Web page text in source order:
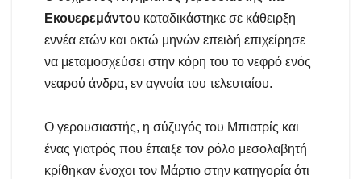
Εκουερεμάντου καταδικάστηκε σε κάθειρξη
εννέα ετών και οκτώ μηνών επειδή επιχείρησε
να μεταμοσχεύσει στην κόρη του το νεφρό ενός
νεαρού άνδρα, εν αγνοία του τελευταίου.
Ο γερουσιαστής, η σύζυγός του Μπιατρίς και
ένας γιατρός που έπαιξε τον ρόλο μεσολαβητή
κρίθηκαν ένοχοι τον Μάρτιο στην κατηγορία ότι